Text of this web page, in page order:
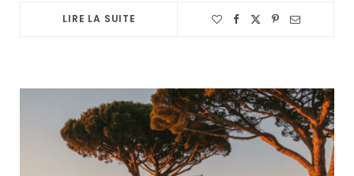
LIRE LA SUITE